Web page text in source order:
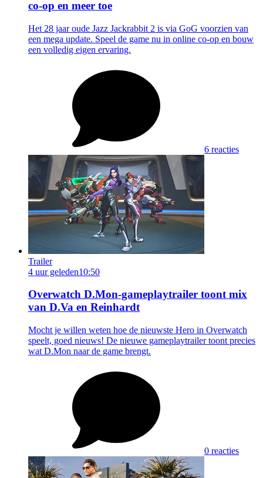
co-op en meer toe
Het 28 jaar oude Jazz Jackrabbit 2 is via GoG voorzien van
een mega update. Speel de game nu in online co-op en bouw
een volledig eigen ervaring.
6 reacties
Trailer
4 uur geleden10:50
Overwatch D.Mon-gameplaytrailer toont mix
van D.Va en Reinhardt
Mocht je willen weten hoe de nieuwste Hero in Overwatch
speelt, goed nieuws! De nieuwe gameplaytrailer toont precies
wat D.Mon naar de game brengt.
0 reacties